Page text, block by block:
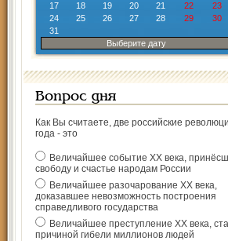
17
18 19 20 21 22
23
24
25 26 27 28 29
30
31
Выберите дату
Вопрос дня
Как Вы считаете, две российские
года - это
Величайшее событие ХХ века,
свободу и счастье народам России
Величайшее разочарование ХХ века,
доказавшее невозможность построения
справедливого государства
Величайшее преступление ХХ века,
причиной гибели миллионов людей